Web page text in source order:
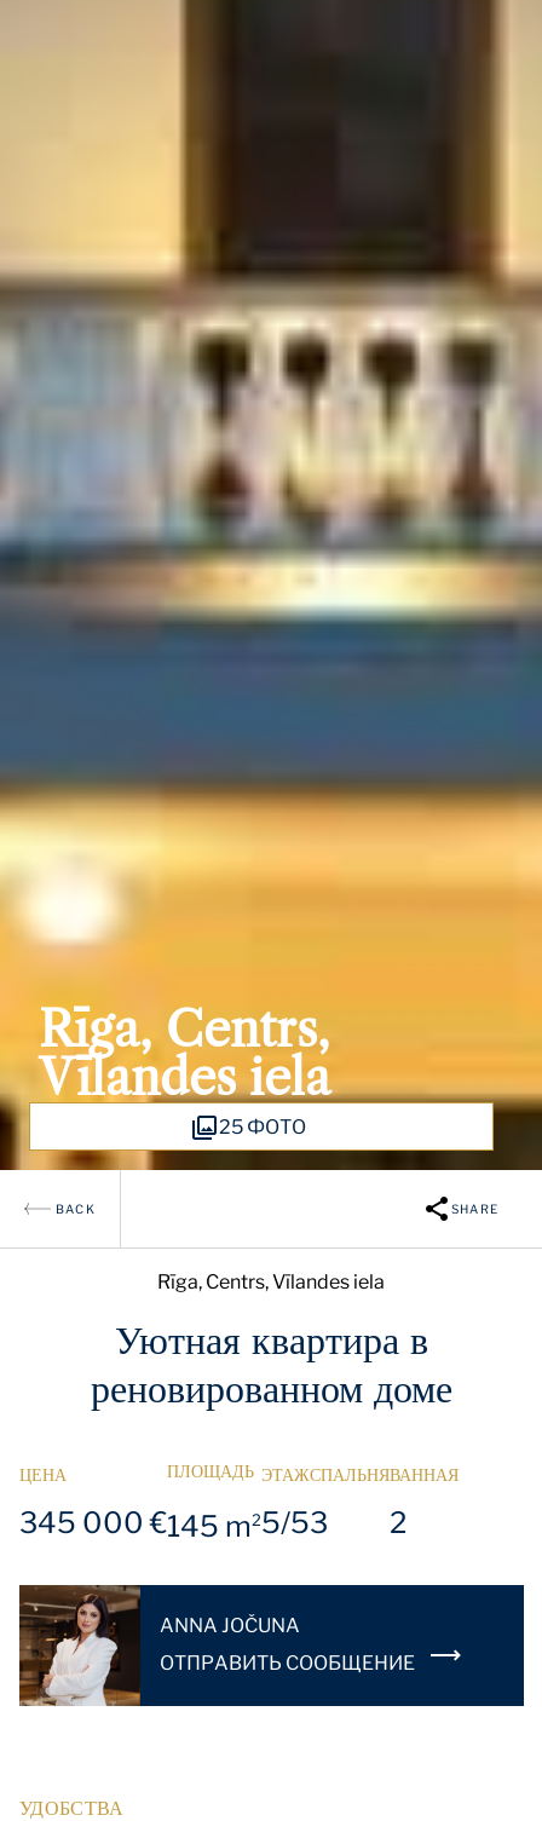
Rīga, Centrs,
Vīlandes iela
25 ФОТО
BACK SHARE
Rīga, Centrs, Vīlandes iela
Уютная квартира в
реновированном доме
ЦЕНА
345 000 €
ПЛОЩАДЬ
145 m2
ЭТАЖ
5/5
СПАЛЬНЯ
3
ВАННАЯ
2
ANNA JOČUNA
OТПРАВИТЬ СООБЩЕНИЕ
УДОБСТВА